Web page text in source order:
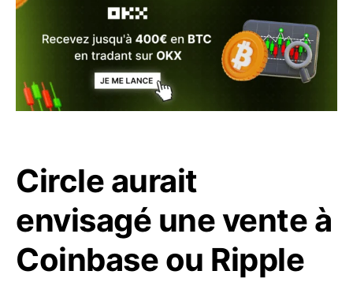
Circle aurait
envisagé une vente à
Coinbase ou Ripple